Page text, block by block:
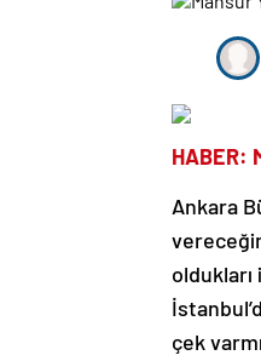
HABER:
Ankara
çek